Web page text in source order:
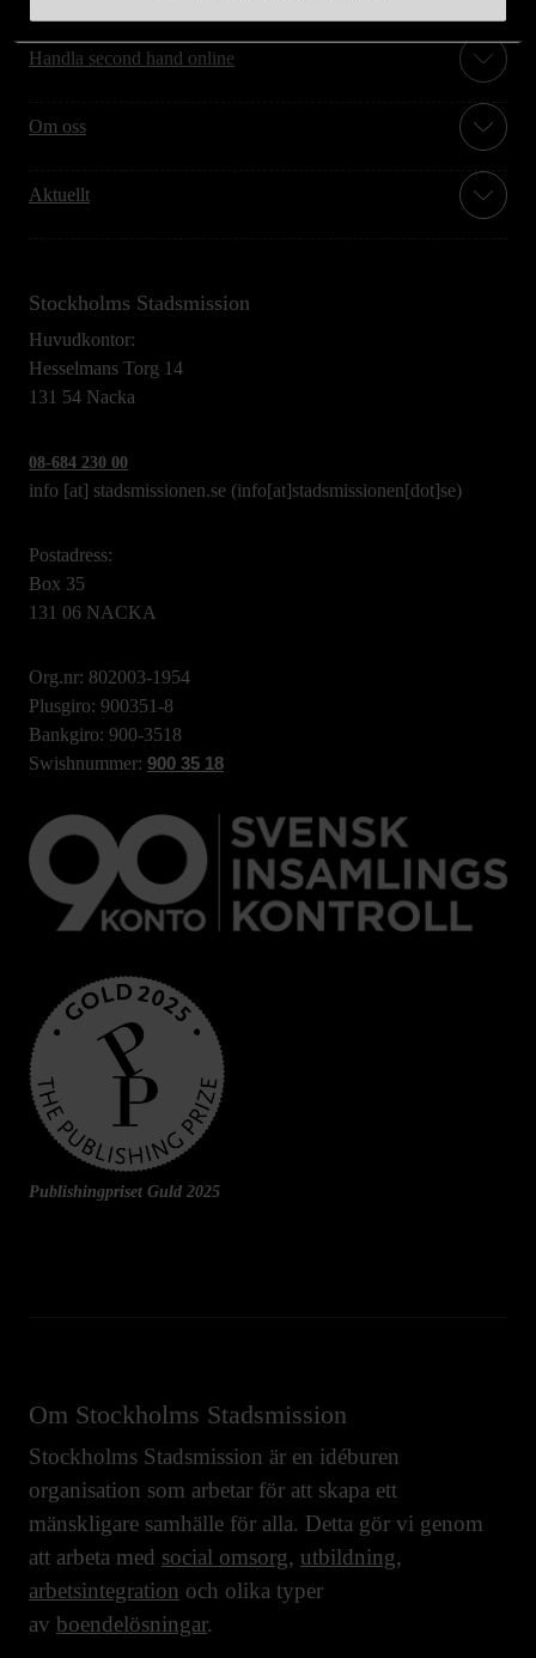
Handla second hand online
Om oss
Aktuellt
Stockholms Stadsmission
Huvudkontor:
Hesselmans Torg 14
131 54 Nacka
08-684 230 00
info [at] stadsmissionen.se (info[at]stadsmissionen[dot]se)
Postadress:
Box 35
131 06 NACKA
Org.nr: 802003-1954
Plusgiro: 900351-8
Bankgiro: 900-3518
Swishnummer: 900 35 18
Publishingpriset Guld 2025
Om Stockholms Stadsmission
Stockholms Stadsmission är en idéburen
organisation som arbetar för att skapa ett
mänskligare samhälle för alla. Detta gör vi genom
att arbeta med social omsorg, utbildning,
arbetsintegration och olika typer
av boendelösningar.